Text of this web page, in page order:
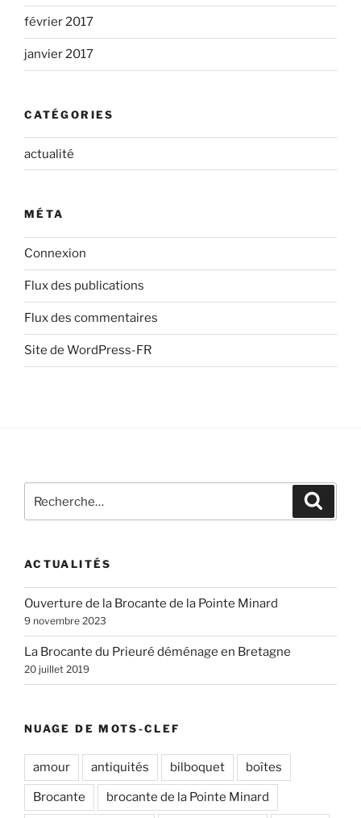
février 2017
janvier 2017
CATÉGORIES
actualité
MÉTA
Connexion
Flux des publications
Flux des commentaires
Site de WordPress-FR
pour
ACTUALITÉS
Ouverture de la Brocante de la Pointe Minard
9 novembre 2023
La Brocante du Prieuré déménage en Bretagne
20 juillet 2019
NUAGE DE MOTS-CLEF
amour antiquités bilboquet boîtes
Brocante brocante de la Pointe Minard